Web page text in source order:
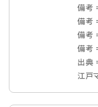
備考
備考
備考
備考
出典
江戸